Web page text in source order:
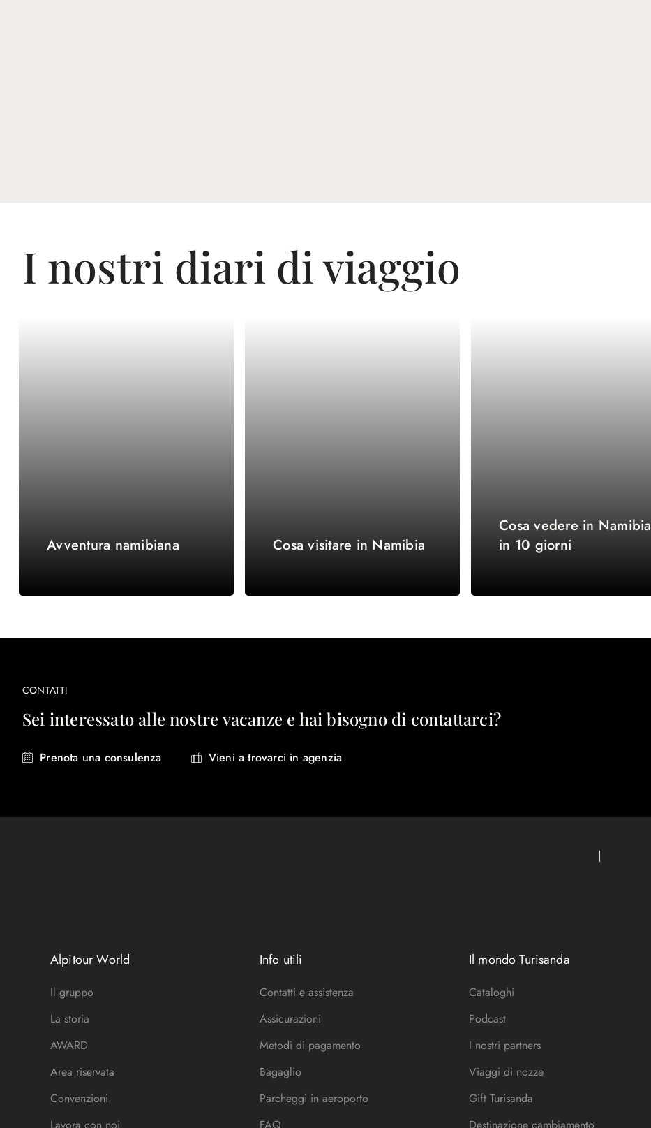
I nostri diari di viaggio
Avventura namibiana Cosa visitare in Namibia
Cosa vedere in Namibia
in 10 giorni
CONTATTI
Sei interessato alle nostre vacanze e hai bisogno di contattarci?
Prenota una consulenza Vieni a trovarci in agenzia
Alpitour World
Il gruppo
La storia
AWARD
Area riservata
Convenzioni
Info utili
Contatti e assistenza
Assicurazioni
Metodi di pagamento
Bagaglio
Parcheggi in aeroporto
Il mondo Turisanda
Cataloghi
Podcast
I nostri partners
Viaggi di nozze
Gift Turisanda